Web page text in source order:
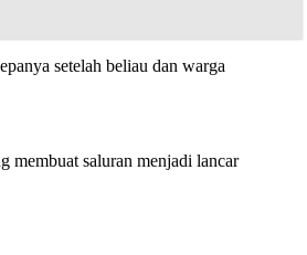
setelah beliau dan warga
membuat saluran menjadi lancar